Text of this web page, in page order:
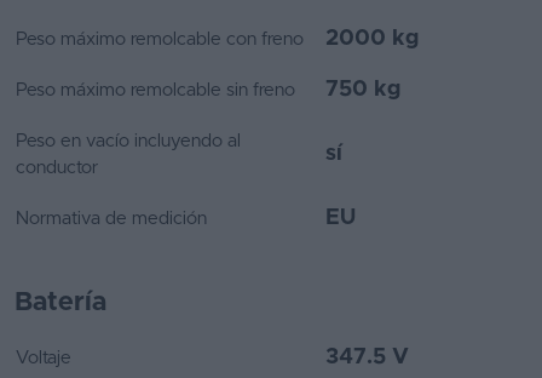
Peso máximo remolcable con freno 2000 kg
Peso máximo remolcable sin freno 750 kg
Peso en vacío incluyendo al
conductor
sí
Normativa de medición EU
Voltaje 347.5 V
Batería